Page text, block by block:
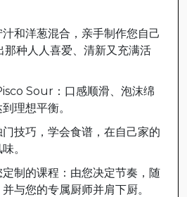
和洋葱混合，亲手制作您自己
种人人喜爱、清新又充满活
Sour：口感顺滑、泡沫绵
理想平衡。
技巧，学会食谱，在自己家的
。
制的课程：由您决定节奏，随
与您的专属厨师并肩下厨。